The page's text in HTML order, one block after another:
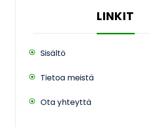
LINKIT
Sisältö
Tietoa meistä
Ota yhteyttä